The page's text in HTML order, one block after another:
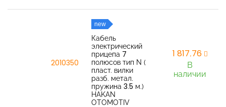
2010350
new
Кабель
электрический
прицепа 7
полюсов тип N (
пласт. вилки
разб. метал.
пружина 3.5 м.)
HAKAN
OTOMOTIV
1 817,76
В
наличии